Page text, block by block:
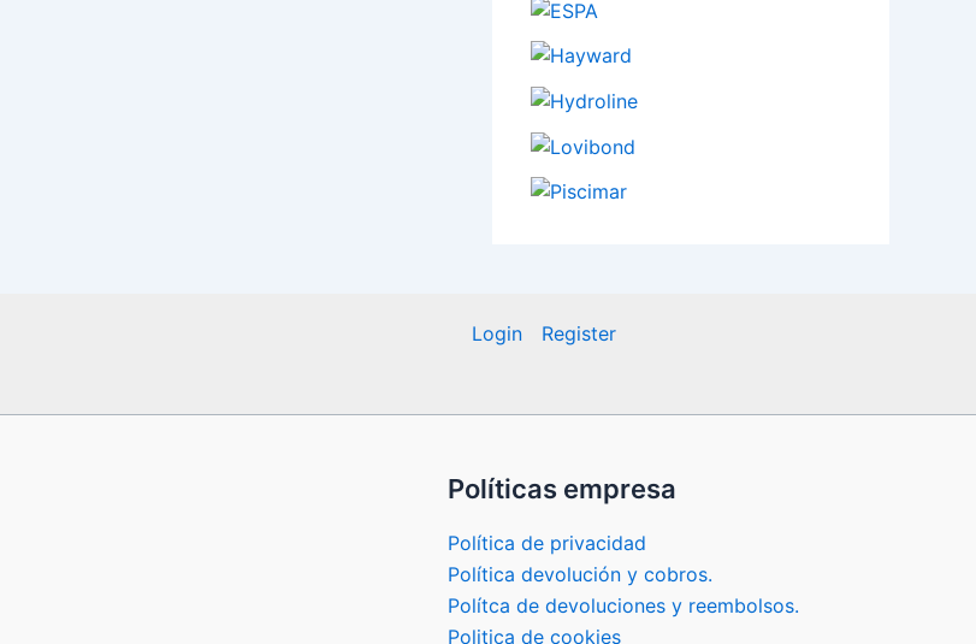
Login Register
Políticas empresa
Política de privacidad
Política devolución y cobros.
Polítca de devoluciones y reembolsos.
Politica de cookies